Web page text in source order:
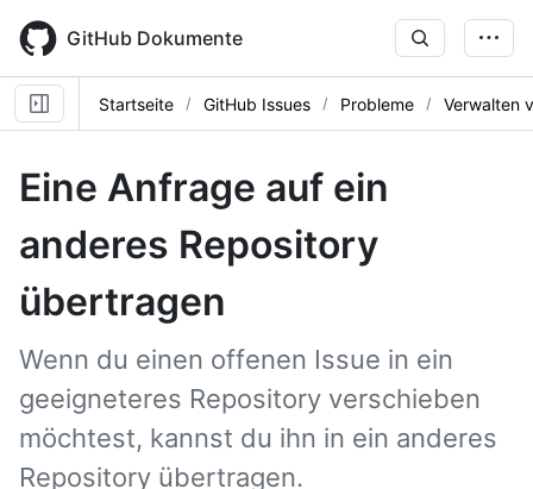
main
content
GitHub Dokumente
Startseite GitHub Issues Probleme Verwalten
Eine Anfrage auf ein
anderes Repository
übertragen
Wenn du einen offenen Issue in ein
geeigneteres Repository verschieben
möchtest, kannst du ihn in ein anderes
Repository übertragen.